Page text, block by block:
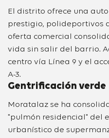
El distrito ofrece una
prestigio, polideportivos
oferta comercial
vida sin salir del barrio.
centro vía Línea 9 y el
A-3.
Gentrificación verde
Moratalaz se ha
"pulmón residencial" del
urbanístico de